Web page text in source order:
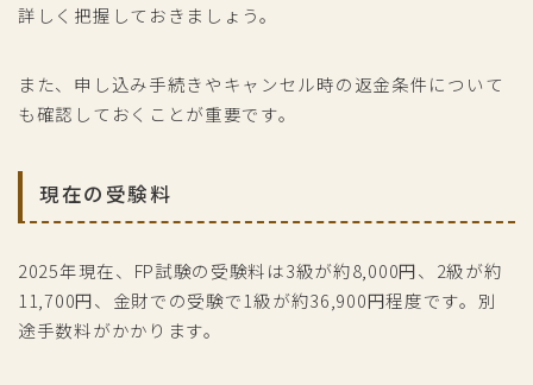
詳しく把握しておきましょう。
また、申し込み手続きやキャンセル時の返金条件について
も確認しておくことが重要です。
現在の受験料
2025年現在、FP試験の受験料は3級が約8,000円、2級が約
11,700円、金財での受験で1級が約36,900円程度です。別
途手数料がかかります。